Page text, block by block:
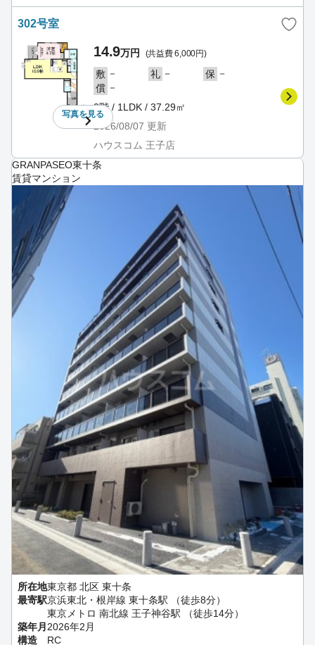
302号室
写真を見る
14.9万円 (共益費 6,000円)
敷 － 礼 － 保 －
償 －
3階 / 1LDK / 37.29㎡
2026/08/07 更新
ハウスコム 王子店
GRANPASEO東十条
賃貸マンション
所在地東京都 北区 東十条
最寄駅京浜東北・根岸線 東十条駅 （徒歩8分）
東京メトロ 南北線 王子神谷駅 （徒歩14分）
築年月 2026年2月
構造
RC